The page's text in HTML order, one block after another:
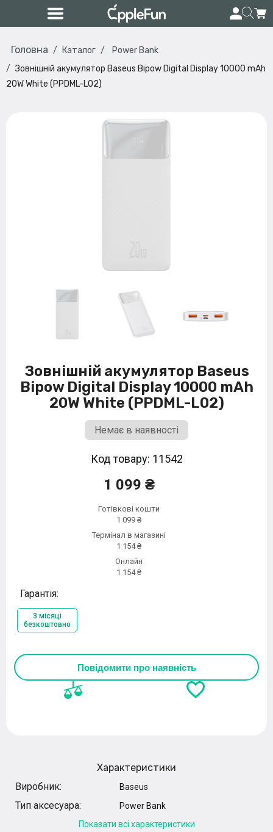
Головна Каталог
Power Bank
Зовнішній акумулятор Baseus Bipow Digital Display 10000 mAh
20W White (PPDML-L02)
Зовнішній акумулятор Baseus
Bipow Digital Display 10000 mAh
20W White (PPDML-L02)
Немає в наявності
Код товару: 11542
1 099 ₴
Готівкові кошти
1 099 ₴
Термінал в магазині
1 154 ₴
Онлайн
1 154 ₴
Гарантія:
3 місяці
безкоштовно
Повідомити про наявність
Характеристики
Виробник:
Baseus
Тип аксесуара:
Power Bank
Показати всі характеристики